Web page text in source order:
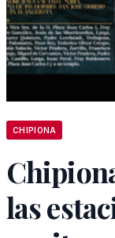
CHIPIONA
las